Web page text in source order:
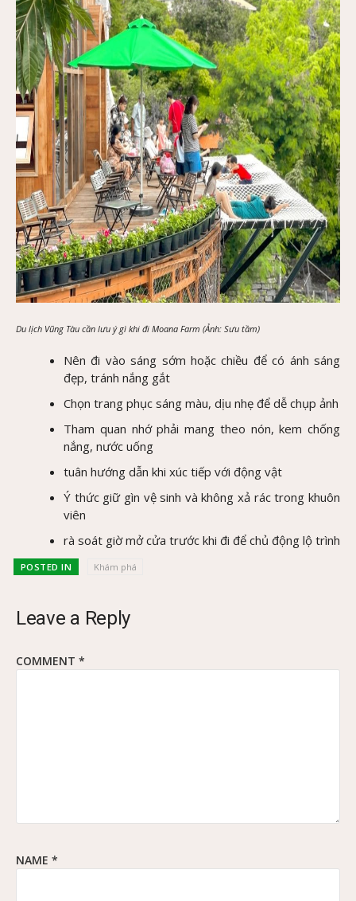
Du lịch Vũng Tàu cần lưu ý gì khi đi Moana Farm (Ảnh: Sưu tầm)
Nên đi vào sáng sớm hoặc chiều để có ánh sáng
đẹp, tránh nắng gắt
Chọn trang phục sáng màu, dịu nhẹ để dễ chụp ảnh
Tham quan nhớ phải mang theo nón, kem chống
nắng, nước uống
tuân hướng dẫn khi xúc tiếp với động vật
Ý thức giữ gìn vệ sinh và không xả rác trong khuôn
viên
rà soát giờ mở cửa trước khi đi để chủ động lộ trình
POSTED IN Khám phá
Leave a Reply
COMMENT *
NAME *